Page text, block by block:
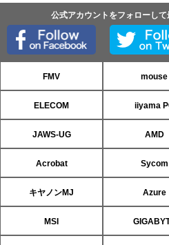
公式アカウントをフォローし
FMV mouse
ELECOM iiyama
JAWS-UG AMD
Acrobat Sycom
キヤノンMJ Azure
MSI